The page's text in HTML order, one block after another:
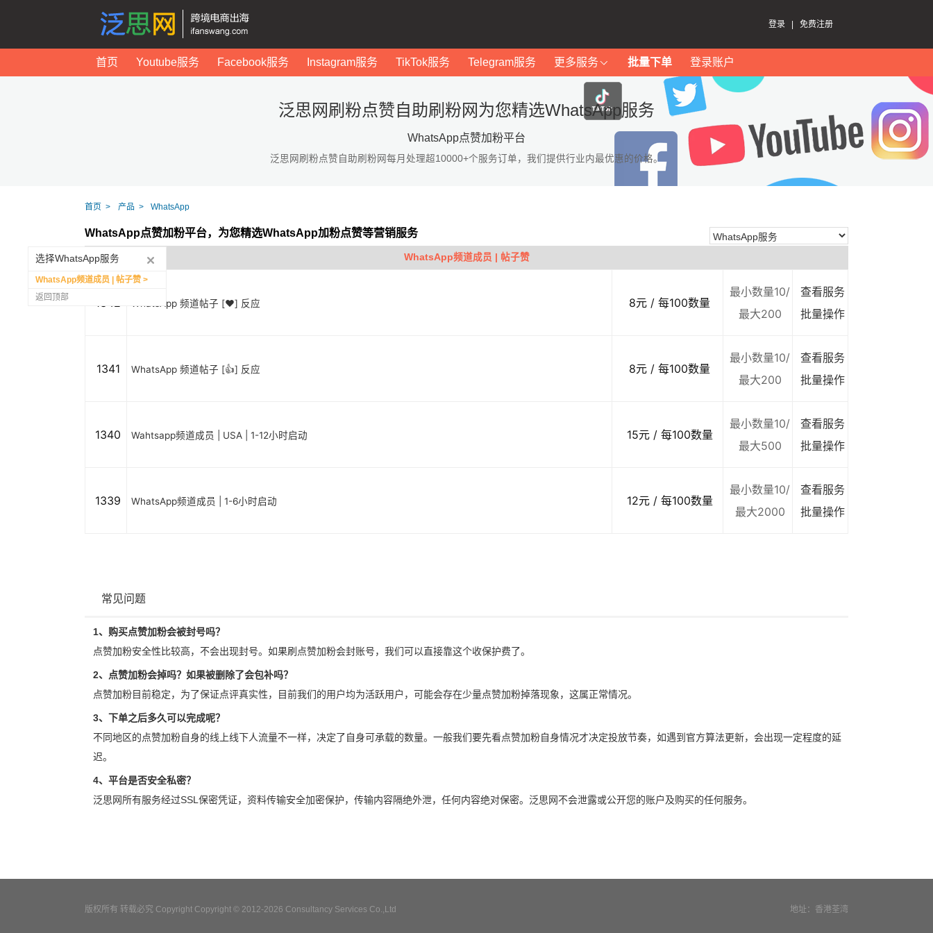
登录 免费注册
首页 Youtube服务 Facebook服务 Instagram服务 TikTok服务 Telegram服务 更多服务 批量下单 登录账户
泛思网刷粉点赞自助刷粉网为您精选WhatsApp服务
WhatsApp点赞加粉平台
泛思网刷粉点赞自助刷粉网每月处理超10000+个服务订单，我们提供行业内最优惠的价格。
首页 产品 WhatsApp
WhatsApp点赞加粉平台，为您精选WhatsApp加粉点赞等营销服务
WhatsApp频道成员 | 帖子赞
1342 WhatsApp 频道帖子 [❤️] 反应 8元 / 每100数量
最小数量10/
最大200
查看服务
批量操作
1341 WhatsApp 频道帖子 [👍] 反应 8元 / 每100数量
最小数量10/
最大200
查看服务
批量操作
1340 Wahtsapp频道成员 | USA | 1-12小时启动 15元 / 每100数量
最小数量10/
最大500
查看服务
批量操作
1339 WhatsApp频道成员 | 1-6小时启动 12元 / 每100数量
最小数量10/
最大2000
查看服务
批量操作
常见问题
1、购买点赞加粉会被封号吗？
点赞加粉安全性比较高，不会出现封号。如果刷点赞加粉会封账号，我们可以直接靠这个收保护费了。
2、点赞加粉会掉吗？如果被删除了会包补吗？
点赞加粉目前稳定，为了保证点评真实性，目前我们的用户均为活跃用户，可能会存在少量点赞加粉掉落现象，这属正常情况。
3、下单之后多久可以完成呢？
不同地区的点赞加粉自身的线上线下人流量不一样，决定了自身可承载的数量。一般我们要先看点赞加粉自身情况才决定投放节奏，如遇到官方算法更新，会出现一定程度的延
迟。
4、平台是否安全私密？
泛思网所有服务经过SSL保密凭证，资料传输安全加密保护，传输内容隔绝外泄，任何内容绝对保密。泛思网不会泄露或公开您的账户及购买的任何服务。
选择WhatsApp服务
WhatsApp频道成员 | 帖子赞
返回顶部
地址：香港荃湾
版权所有 转载必究 Copyright Copyright © 2012-2026 Consultancy Services Co.,Ltd